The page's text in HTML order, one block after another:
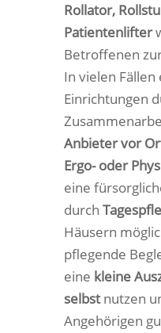
Rollator,
Patientenlifter
Betroffenen
In vielen
Einrichtungen
Anbieter vor
Ergo- oder
eine
durch
Häusern
pflegende
eine kleine
selbstnutzen
Angehörigen